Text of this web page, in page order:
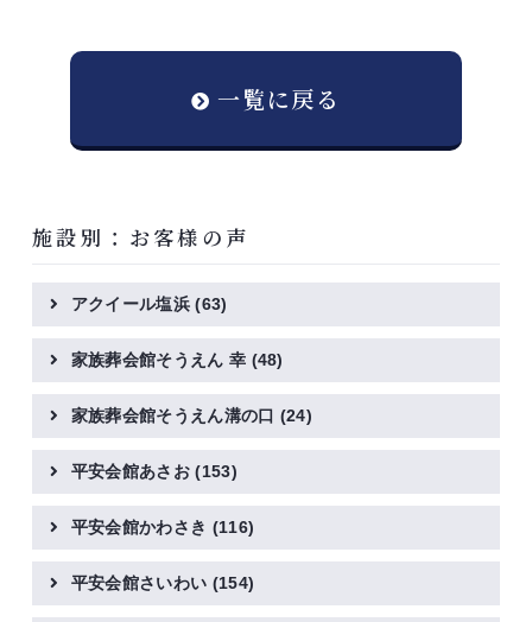
一覧に戻る
施設別：お客様の声
アクイール塩浜(63)
家族葬会館そうえん 幸 (48)
家族葬会館そうえん溝の口 (24)
平安会館あさお(153)
平安会館かわさき (116)
平安会館さいわい (154)